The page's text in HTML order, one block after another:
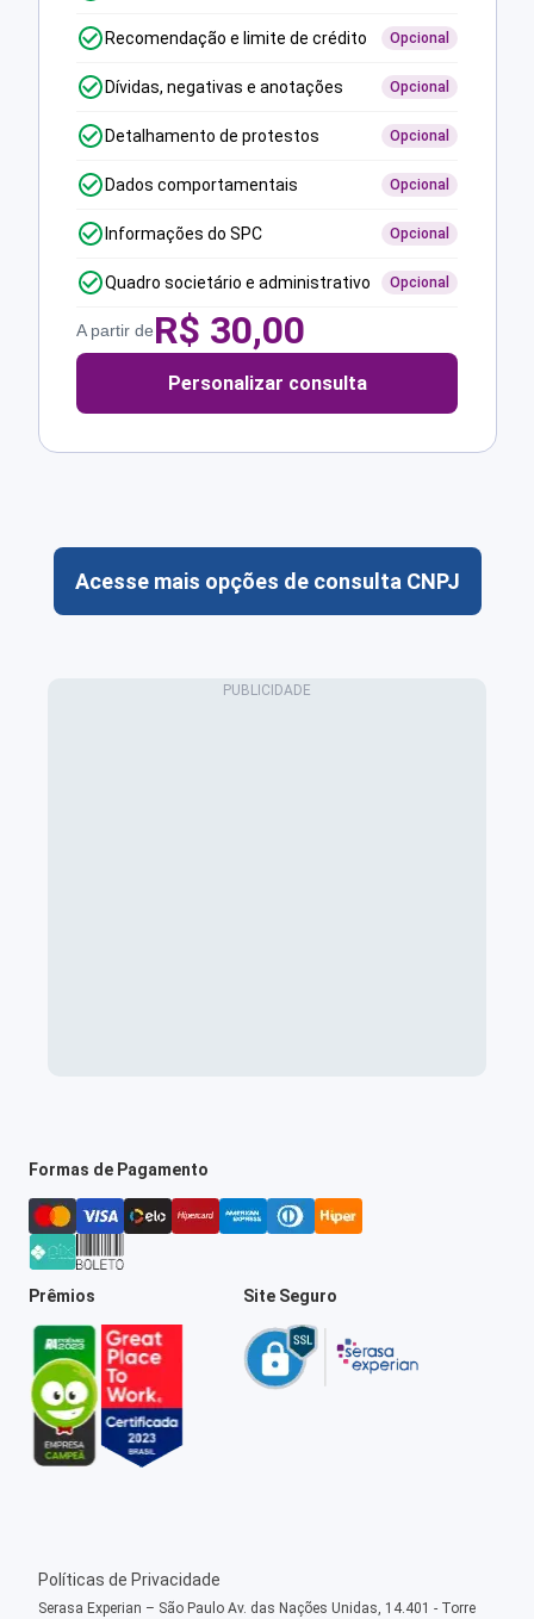
Recomendação e limite de crédito Opcional
Dívidas, negativas e anotações Opcional
Detalhamento de protestos Opcional
Dados comportamentais Opcional
Informações do SPC Opcional
Quadro societário e administrativo Opcional
A partir deR$ 30,00
Personalizar consulta
Acesse mais opções de consulta CNPJ
Formas de Pagamento
Prêmios Site Seguro
Políticas de Privacidade
Serasa Experian – São Paulo Av. das Nações Unidas, 14.401 - Torre